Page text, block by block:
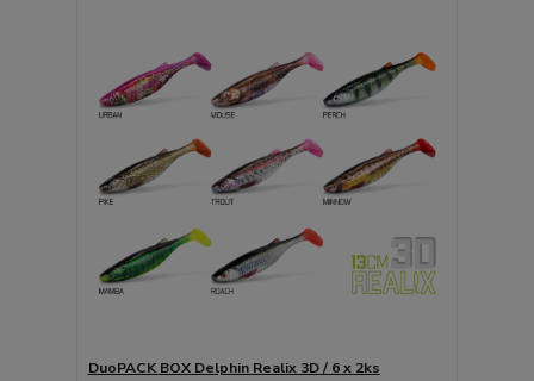
DuoPACK BOX Delphin Realix 3D / 6 x 2ks